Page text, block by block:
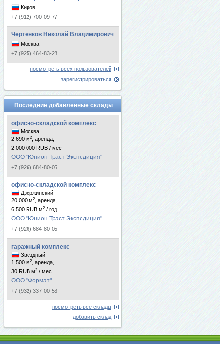
Киров
+7 (912) 700-09-77
Чертенков Николай Владимирович
Москва
+7 (925) 464-83-28
посмотреть всех пользователей
зарегистрироваться
Последние добавленные склады
офисно-складской комплекс
Москва
2 690 м2
, аренда,
2 000 000 RUB / мес
ООО "Юнион Траст Экспедиция"
+7 (926) 684-80-05
офисно-складской комплекс
Дзержинский
20 000 м2
, аренда,
6 500 RUB м2 / год
ООО "Юнион Траст Экспедиция"
+7 (926) 684-80-05
гаражный комплекс
Звездный
1 500 м2
, аренда,
30 RUB м2 / мес
ООО "Формат"
+7 (932) 337-00-53
посмотреть все склады
добавить склад